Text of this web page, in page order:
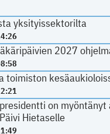
yksityissektorilta
2027
toimiston
on
Hietaselle